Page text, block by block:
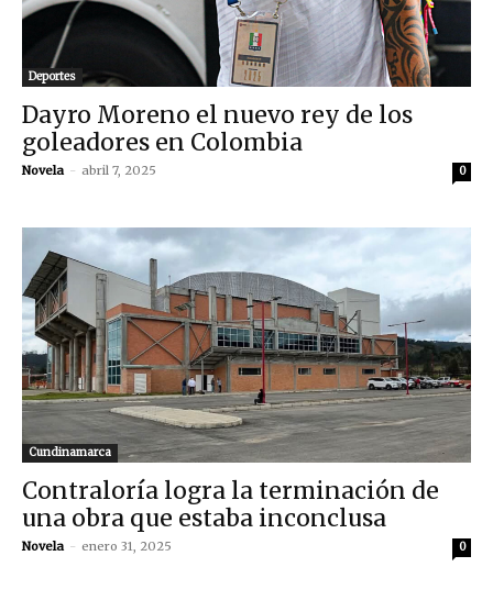
Deportes
Dayro Moreno el nuevo rey de los
goleadores en Colombia
Novela - abril 7, 2025 0
Cundinamarca
Contraloría logra la terminación de
una obra que estaba inconclusa
Novela - enero 31, 2025 0